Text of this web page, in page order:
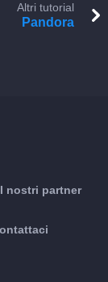
Altri tutorial
Pandora
I nostri partner